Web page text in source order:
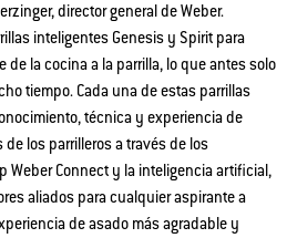
director general de Weber.
inteligentes Genesis y Spirit para
de la cocina a la parrilla, lo que antes solo
tiempo. Cada una de estas parrillas
técnica y experiencia de
los parrilleros a través de los
Weber Connect y la inteligencia artificial,
aliados para cualquier aspirante a
de asado más agradable y